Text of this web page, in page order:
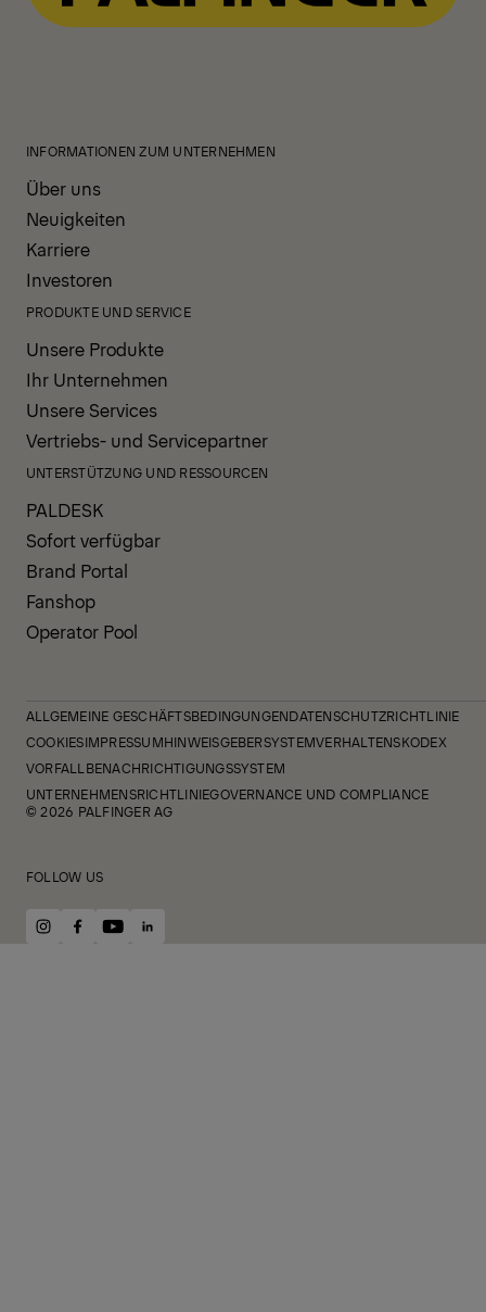
INFORMATIONEN ZUM UNTERNEHMEN
Über uns
Neuigkeiten
Karriere
Investoren
PRODUKTE UND SERVICE
Unsere Produkte
Ihr Unternehmen
Unsere Services
Vertriebs- und Servicepartner
UNTERSTÜTZUNG UND RESSOURCEN
PALDESK
Sofort verfügbar
Brand Portal
Fanshop
Operator Pool
ALLGEMEINE GESCHÄFTSBEDINGUNGENDATENSCHUTZRICHTLINIE
COOKIESIMPRESSUMHINWEISGEBERSYSTEMVERHALTENSKODEX
VORFALLBENACHRICHTIGUNGSSYSTEM
UNTERNEHMENSRICHTLINIEGOVERNANCE UND COMPLIANCE
© 2026 PALFINGER AG
FOLLOW US
instagram
facebook
youtubelinkedin